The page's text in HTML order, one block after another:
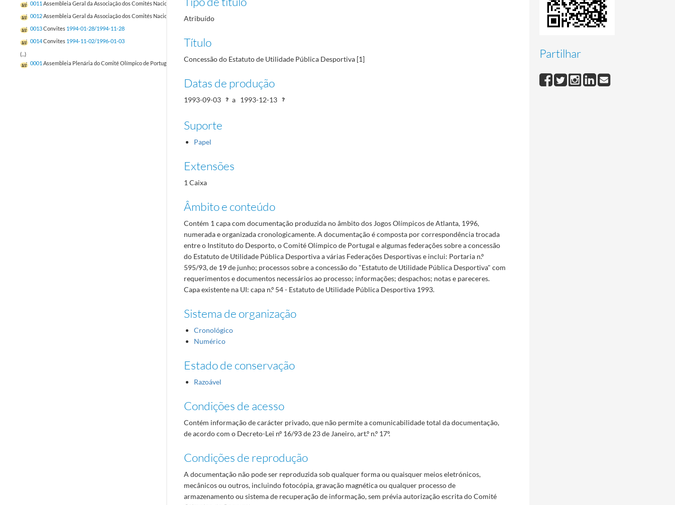
0011 Assembleia Geral da Associação dos Comités Nacionais Olímpicos Europeus [1] 1994-01-11/1994-11-16
0012Assembleia Geral da Associação dos Comités Nacionais Olímpicos Europeus [2]
0013Convites 1994-01-28/1994-11-28
0014Convites 1994-11-02/1996-01-03
(...)
0001 Assembleia Plenária do Comité Olímpico de Portugal para a XXVI Olimpíada de Atlanta, Museu Olímpico e Noticias 1992-12-22/1994-12-24
Partilhar
Atribuído
Título
Concessão do Estatuto de Utilidade Pública Desportiva [1]
Datas de produção
1993-09-03 a 1993-12-13
Suporte
Papel
Extensões
1 Caixa
Âmbito e conteúdo
Contém 1 capa com documentação produzida no âmbito dos Jogos Olímpicos de Atlanta, 1996,
numerada e organizada cronologicamente. A documentação é composta por correspondência trocada
entre o Instituto do Desporto, o Comité Olímpico de Portugal e algumas federações sobre a concessão
do Estatuto de Utilidade Pública Desportiva a várias Federações Desportivas e inclui: Portaria n.º
595/93, de 19 de junho; processos sobre a concessão do "Estatuto de Utilidade Pública Desportiva" com
requerimentos e documentos necessários ao processo; informações; despachos; notas e pareceres.
Capa existente na UI: capa n.º 54 - Estatuto de Utilidade Pública Desportiva 1993.
Sistema de organização
Cronológico
Numérico
Estado de conservação
Razoável
Condições de acesso
Contém informação de carácter privado, que não permite a comunicabilidade total da documentação,
de acordo com o Decreto-Lei nº 16/93 de 23 de Janeiro, art.º n.º 17º.
Condições de reprodução
A documentação não pode ser reproduzida sob qualquer forma ou quaisquer meios eletrónicos,
mecânicos ou outros, incluindo fotocópia, gravação magnética ou qualquer processo de
armazenamento ou sistema de recuperação de informação, sem prévia autorização escrita do Comité